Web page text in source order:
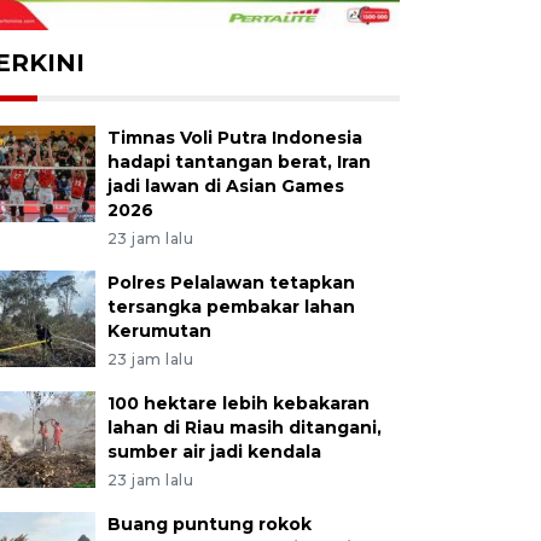
Timnas Voli Putra Indonesia
hadapi tantangan berat, Iran
jadi lawan di Asian Games
2026
23 jam lalu
Polres Pelalawan tetapkan
tersangka pembakar lahan
Kerumutan
23 jam lalu
100 hektare lebih kebakaran
lahan di Riau masih ditangani,
sumber air jadi kendala
23 jam lalu
Buang puntung rokok